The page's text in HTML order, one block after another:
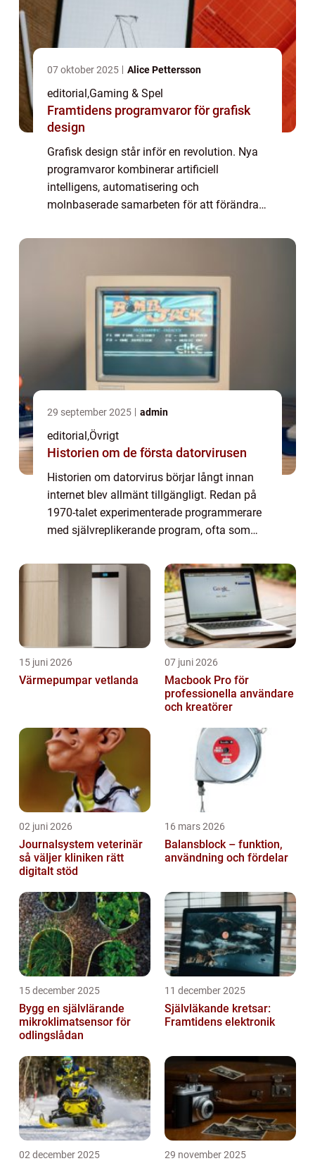
07 oktober 2025 Alice Pettersson
editorial,Gaming & Spel
Framtidens programvaror för grafisk
design
Grafisk design står inför en revolution. Nya
programvaror kombinerar artificiell
intelligens, automatisering och
molnbaserade samarbeten för att förändra
arbete. Det handlar int...
29 september 2025 admin
editorial,Övrigt
Historien om de första datorvirusen
Historien om datorvirus börjar långt innan
internet blev allmänt tillgängligt. Redan på
1970-talet experimenterade programmerare
med självreplikerande program, ofta som
utan...
15 juni 2026
Värmepumpar vetlanda
07 juni 2026
Macbook Pro för
professionella användare
och kreatörer
02 juni 2026
Journalsystem veterinär
så väljer kliniken rätt
digitalt stöd
16 mars 2026
Balansblock – funktion,
användning och fördelar
15 december 2025
Bygg en självlärande
mikroklimatsensor för
odlingslådan
11 december 2025
Självläkande kretsar:
Framtidens elektronik
02 december 2025 29 november 2025